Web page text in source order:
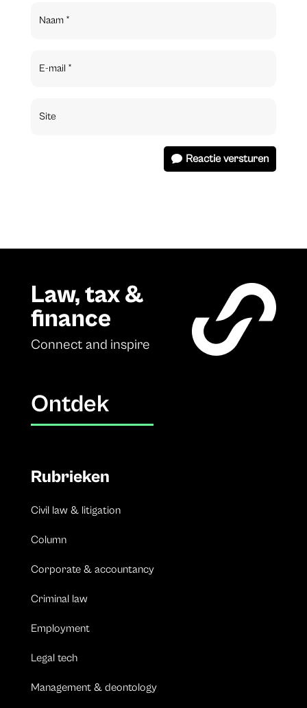
Reactie versturen
Law, tax &
finance
Connect and inspire
Ontdek
Rubrieken
Civil law & litigation
Column
Corporate & accountancy
Criminal law
Employment
Legal tech
Management & deontology